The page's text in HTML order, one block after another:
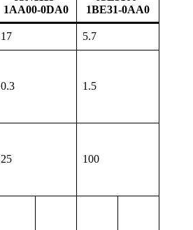
1AA00-0DA0
1BE31-0AA0
17 5.7
0.3 1.5
25 100